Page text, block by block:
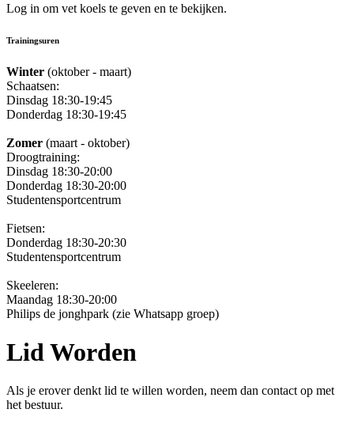
Log in om vet koels te geven en te bekijken.
Trainingsuren
Winter (oktober - maart)
Schaatsen:
Dinsdag 18:30-19:45
Donderdag 18:30-19:45
Zomer (maart - oktober)
Droogtraining:
Dinsdag 18:30-20:00
Donderdag 18:30-20:00
Studentensportcentrum
Fietsen:
Donderdag 18:30-20:30
Studentensportcentrum
Skeeleren:
Maandag 18:30-20:00
Philips de jonghpark (zie Whatsapp groep)
Lid Worden
Als je erover denkt lid te willen worden, neem dan contact op met
het bestuur.